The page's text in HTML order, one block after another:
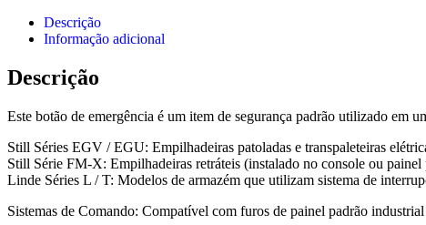
Descrição
Informação adicional
Descrição
Este botão de emergência é um item de segurança padrão utilizado em
Still Séries EGV / EGU: Empilhadeiras patoladas e transpaleteiras
Still Série FM-X: Empilhadeiras retráteis (instalado no console ou
Linde Séries L / T: Modelos de armazém que utilizam sistema de
Sistemas de Comando: Compatível com furos de painel padrão